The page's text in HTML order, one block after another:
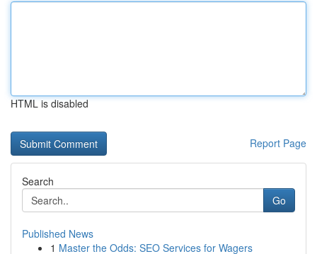
HTML is disabled
Report Page
Search
Go
Published News
1 Master the Odds: SEO Services for Wagers